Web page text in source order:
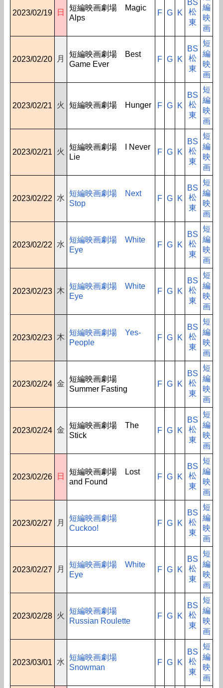
2023/02/19 日
短編映画劇場 Magic
Alps
F G K
BS
松
東
編
映
画
2023/02/20 月
短編映画劇場 Best
Game Ever
F G K
BS
松
東
短
編
映
画
2023/02/21 火 短編映画劇場 Hunger F G K
BS
松
東
短
編
映
画
2023/02/21 火
短編映画劇場 I Never
Lie
F G K
BS
松
東
短
編
映
画
2023/02/22 水
短編映画劇場 Next
Stop
F G K
BS
松
東
短
編
映
画
2023/02/22 水
短編映画劇場 White
Eye
F G K
BS
松
東
短
編
映
画
2023/02/23 木
短編映画劇場 White
Eye
F G K
BS
松
東
短
編
映
画
2023/02/23 木
短編映画劇場 Yes-
People
F G K
BS
松
東
短
編
映
画
2023/02/24 金
短編映画劇場
Summer Fasting
F G K
BS
松
東
短
編
映
画
2023/02/24 金
短編映画劇場 The
Stick
F G K
BS
松
東
短
編
映
画
2023/02/26 日
短編映画劇場 Lost
and Found
F G K
BS
松
東
短
編
映
画
2023/02/27 月
短編映画劇場
Cuckoo!
F G K
BS
松
東
短
編
映
画
2023/02/27 月
短編映画劇場 White
Eye
F G K
BS
松
東
短
編
映
画
2023/02/28 火
短編映画劇場
Russian Roulette
F G K
BS
松
東
短
編
映
画
2023/03/01 水
短編映画劇場
Snowman
F G K
BS
松
東
短
編
映
画